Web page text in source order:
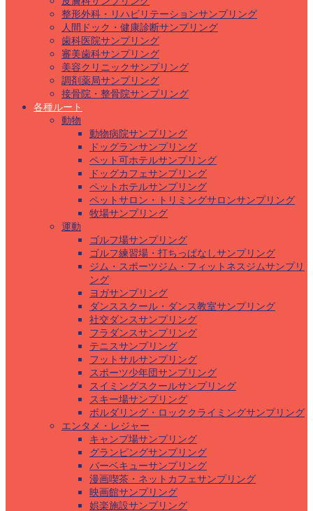
整形外科・リハビリテーションサンプリング
人間ドック・健康診断サンプリング
歯科医院サンプリング
審美歯科サンプリング
美容クリニックサンプリング
調剤薬局サンプリング
接骨院・整骨院サンプリング
各種ルート
動物
動物病院サンプリング
ドッグランサンプリング
ペット可ホテルサンプリング
ドッグカフェサンプリング
ペットホテルサンプリング
ペットサロン・トリミングサロンサンプリング
牧場サンプリング
運動
ゴルフ場サンプリング
ゴルフ練習場・打ちっぱなしサンプリング
ジム・スポーツジム・フィットネスジムサンプリ
ング
ヨガサンプリング
ダンススクール・ダンス教室サンプリング
社交ダンスサンプリング
フラダンスサンプリング
テニスサンプリング
フットサルサンプリング
スポーツ少年団サンプリング
スイミングスクールサンプリング
スキー場サンプリング
ボルダリング・ロッククライミングサンプリング
エンタメ・レジャー
キャンプ場サンプリング
グランピングサンプリング
バーベキューサンプリング
漫画喫茶・ネットカフェサンプリング
映画館サンプリング
娯楽施設サンプリング